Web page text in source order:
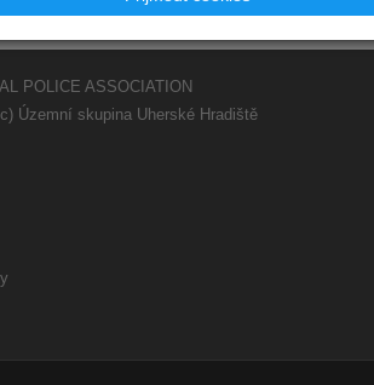
POLICE ASSOCIATION
Územní skupina Uherské Hradiště